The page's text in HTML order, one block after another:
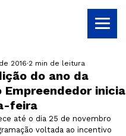
do ano da
Empreendedor inicia
feira
2016 2 min de leitura
até o dia 25 de novembro
voltada ao incentivo